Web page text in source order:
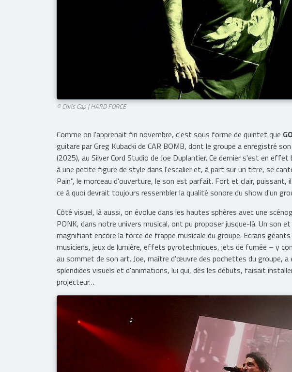
© Chris Cap | HARD FORCE​
Comme on l'apprenait fin novembre, c'est sous forme de quintet que
guitare par Greg Kubacki de CAR BOMB, dont le groupe a enregistré
(2025), au Silver Cord Studio de Joe Duplantier. Ce dernier s'est en
à une petite figure de style dans l'escalier et, à part sur un titre, se
Pain", le morceau d'ouverture, le son est parfait. Fort et clair, puissant,
ce à quoi devrait toujours ressembler la qualité sonore du show d'un
Côté visuel, là aussi, on évolue dans les hautes sphères avec une
PONK, dans notre univers musical, ont pu proposer jusque-là. Un son
magnifiant encore la force de frappe musicale du groupe. Ecrans
musiciens, jeux de lumière, effets pyrotechniques, jets de fumée – y
au sommet de son art. Joe, maître d'œuvre des pochettes du groupe, a
splendides visuels et d'animations, lui qui, dès les débuts, faisait
projecteur…